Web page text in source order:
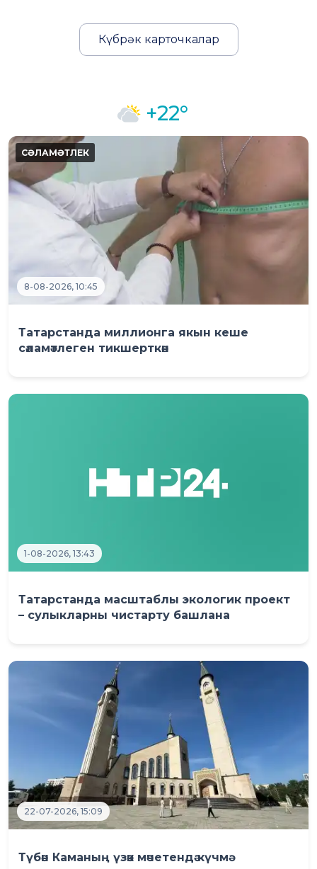
Күбрәк карточкалар
+22°
8-08-2026, 10:45
Татарстанда миллионга якын кеше
сәламәтлеген тикшерткән
1-08-2026, 13:43
Татарстанда масштаблы экологик проект
– сулыкларны чистарту башлана
22-07-2026, 15:09
Түбән Каманың үзәк мәчетендә күчмә